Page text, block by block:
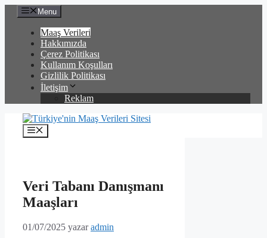
İçeriğe
atla
Menu
Maaş Verileri
Hakkımızda
Çerez Politikası
Kullanım Koşulları
Gizlilik Politikası
İletişim
Reklam
Menü
Veri Tabanı Danışmanı
Maaşları
01/07/2025 yazaradmin